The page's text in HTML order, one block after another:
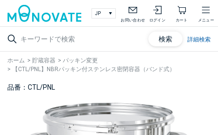
お問い合わせ ログイン カート メニュー
検索 詳細検索
ホーム > 貯蔵容器 > パッキン変更
>
【CTL/PNL】NBRパッキン付ステンレス密閉容器（バンド式）
品番：CTL/PNL